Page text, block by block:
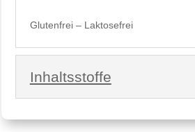
Glutenfrei – Laktosefrei
Inhaltsstoffe